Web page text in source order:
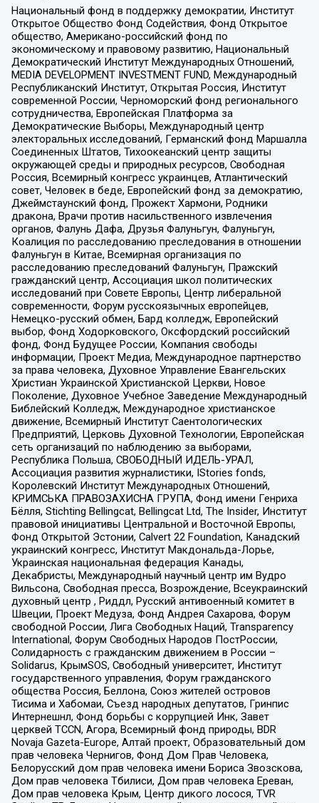
Национальный фонд в поддержку демократии, Институт
Открытое Общество Фонд Содействия, Фонд Открытое
общество, Американо-российский фонд по
экономическому и правовому развитию, Национальный
Демократический Институт Международных Отношений,
MEDIA DEVELOPMENT INVESTMENT FUND, Международный
Республиканский Институт, Открытая Россия, Институт
современной России, Черноморский фонд регионального
сотрудничества, Европейская Платформа за
Демократические Выборы, Международный центр
электоральных исследований, Германский фонд Маршалла
Соединенных Штатов, Тихоокеанский центр защиты
окружающей среды и природных ресурсов, Свободная
Россия, Всемирный конгресс украинцев, Атлантический
совет, Человек в беде, Европейский фонд за демократию,
Джеймстаунский фонд, Прожект Хармони, Родники
дракона, Врачи против насильственного извлечения
органов, Фалунь Дафа, Друзья Фалуньгун, Фалуньгун,
Коалиция по расследованию преследования в отношении
Фалуньгун в Китае, Всемирная организация по
расследованию преследований Фалуньгун, Пражский
гражданский центр, Ассоциация школ политических
исследований при Совете Европы, Центр либеральной
современности, Форум русскоязычных европейцев,
Немецко-русский обмен, Бард колледж, Европейский
выбор, Фонд Ходорковского, Оксфордский российский
фонд, Фонд Будущее России, Компания свободы
информации, Проект Медиа, Международное партнерство
за права человека, Духовное Управление Евангельских
Христиан Украинской Христианской Церкви, Новое
Поколение, Духовное Учебное Заведение Международный
Библейский Колледж, Международное христианское
движение, Всемирный Институт Саентологических
Предприятий, Церковь Духовной Технологии, Европейская
сеть организаций по наблюдению за выборами,
Республика Польша, СВОБОДНЫЙ ИДЕЛЬ-УРАЛ,
Ассоциация развития журналистики, IStories fonds,
Королевский Институт Международных Отношений,
КРИМСЬКА ПРАВОЗАХИСНА ГРУПА, Фонд имени Генриха
Бёлля, Stichting Bellingcat, Bellingcat Ltd, The Insider, Институт
правовой инициативы Центральной и Восточной Европы,
Фонд Открытой Эстонии, Calvert 22 Foundation, Канадский
украинский конгресс, Институт Макдональда-Лорье,
Украинская национальная федерация Канады,
Декабристы, Международный научный центр им Вудро
Вильсона, Свободная пресса, Возрождение, Всеукраинский
духовный центр , Риддл, Русский антивоенный комитет в
Швеции, Проект Медуза, Фонд Андрея Сахарова, Форум
свободной России, Лига Свободных Наций, Transparеncy
International, Форум Свободных Народов ПостРоссии,
Солидарность с гражданским движением в России –
Solidarus, КрымSOS, Свободный университет, Институт
государственного управления, Форум гражданского
общества Россия, Беллона, Союз жителей островов
Тисима и Хабомаи, Съезд народных депутатов, Гринпис
Интернешнл, Фонд борьбы с коррупцией Инк, Завет
церквей TCCN, Агора, Всемирный фонд природы, BDR
Novaja Gazeta-Europe, Алтай проект, Образовательный дом
прав человека Чернигов, Фонд Дом Прав Человека,
Белорусский дом прав человека имени Бориса Звозскова,
Дом прав человека Тбилиси, Дом прав человека Ереван,
Дом прав человека Крым, Центр дикого лосося, TVR